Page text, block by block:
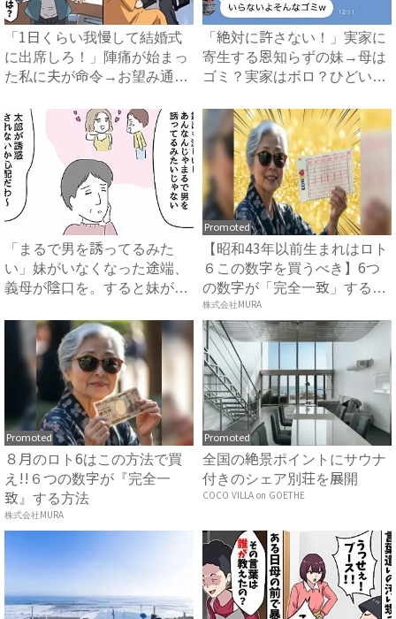
「1日くらい我慢して結婚式
に出席しろ！」陣痛が始まっ
た私に夫が命令→お望み通り
「絶対に許さない！」実家に
寄生する恩知らずの妹→母は
ゴミ？実家はボロ？ひどい悪
「まるで男を誘ってるみた
い」妹がいなくなった途端、
義母が陰口を。すると妹が…
Promoted
【昭和43年以前生まれはロト
６この数字を買うべき】6つ
の数字が「完全一致」する
方...
株式会社MURA
Promoted
８月のロト6はこの方法で買
え!!６つの数字が『完全一
致』する方法
株式会社MURA
Promoted
全国の絶景ポイントにサウナ
付きのシェア別荘を展開
COCO VILLA on GOETHE